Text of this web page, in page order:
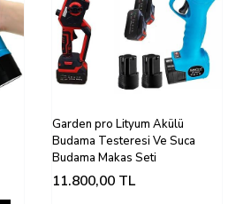
Garden pro Lityum Akülü
Budama Testeresi Ve Suca
Budama Makas Seti
11.800,00 TL